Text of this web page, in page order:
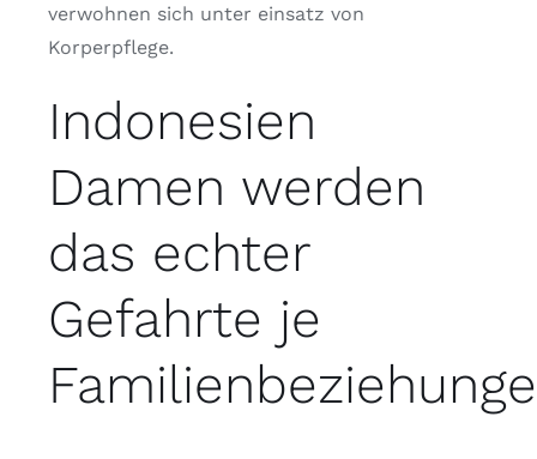
verwohnen sich unter einsatz von
Korperpflege.
Indonesien
Damen werden
das echter
Gefahrte je